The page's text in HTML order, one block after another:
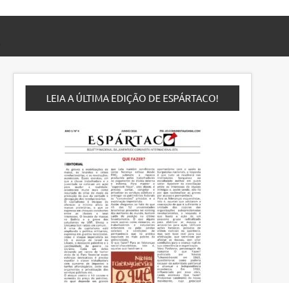
LEIA A ÚLTIMA EDIÇÃO DE ESPÁRTACO!